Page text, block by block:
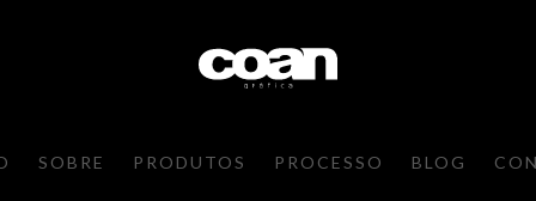
SOBRE PRODUTOS PROCESSO BLOG